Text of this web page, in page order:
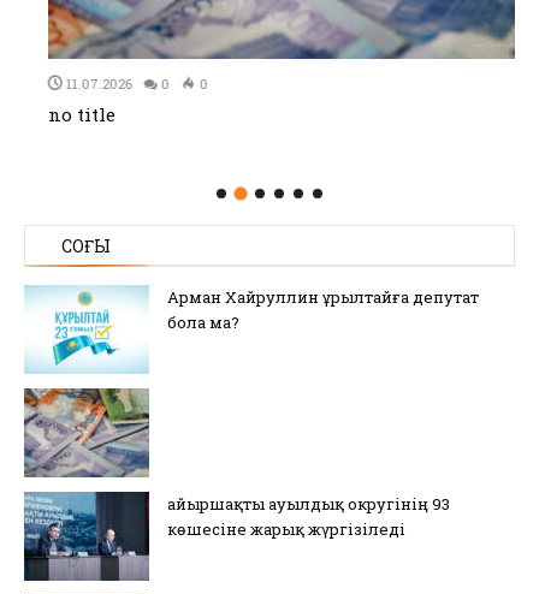
11.07.2026 0 0
no title
СОҢҒЫ
Арман Хайруллин Құрылтайға депутат
бола ма?
Қайыршақты ауылдық округінің 93
көшесіне жарық жүргізіледі